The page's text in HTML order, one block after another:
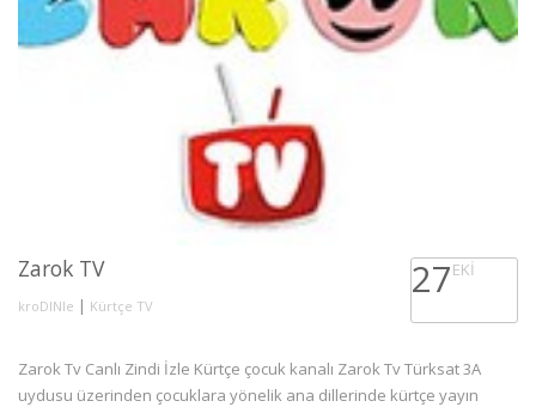
Zarok TV
kroDINle | Kürtçe TV
27EKI
Zarok Tv Canlı Zindi İzle Kürtçe çocuk kanalı Zarok Tv Türksat 3A
uydusu üzerinden çocuklara yönelik ana dillerinde kürtçe yayın